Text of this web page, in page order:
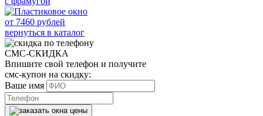
от 7460 рублей
вернуться в каталог
СМС-СКИДКА
Впишите свой телефон и получите
смс-купон на скидку:
Ваше имя